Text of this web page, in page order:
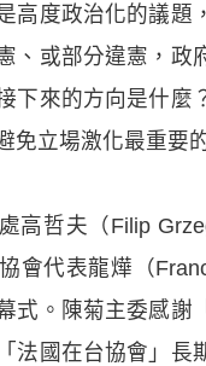
高度政治化的議題
、或部分違憲，政
下來的方向是什麼
免立場激化最重要
高哲夫（Filip
會代表龍燁（
式。陳菊主委感謝
法國在台協會」長